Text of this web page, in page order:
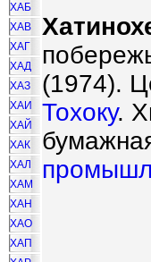
ХАБ
ХАВ
ХАГ
ХАД
ХАЗ
ХАИ
ХАЙ
ХАК
ХАЛ
ХАМ
ХАН
ХАО
ХАП
(1974).
Тохоку.